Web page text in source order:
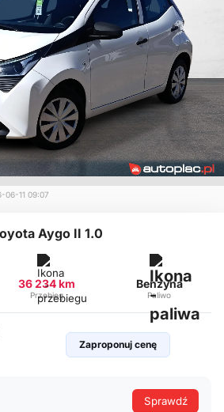
06-11 09:07
Aygo II 1.0
36 234 km
Przebieg
Benzyna
Paliwo
Zaproponuj cenę
Sprawdź